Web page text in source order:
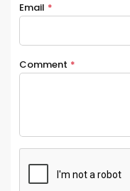
Email *
Comment *